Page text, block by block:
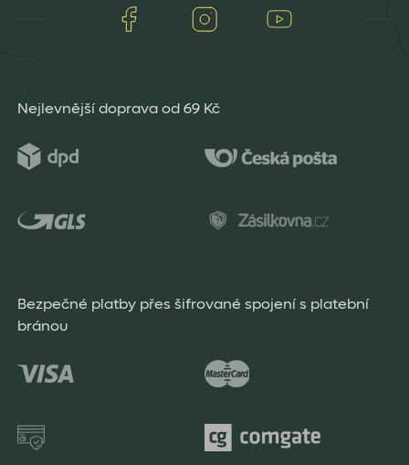
Facebook Instagram
Nejlevnější doprava od 69 Kč
Bezpečné platby přes šifrované spojení s platební
bránou